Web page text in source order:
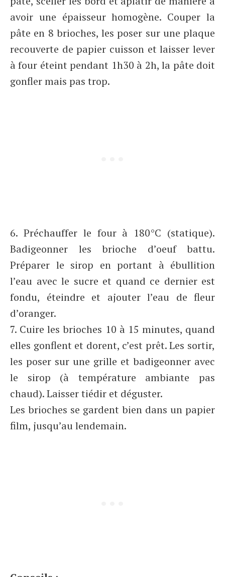
avoir une épaisseur homogène. Couper la
pâte en 8 brioches, les poser sur une plaque
recouverte de papier cuisson et laisser lever
à four éteint pendant 1h30 à 2h, la pâte doit
gonfler mais pas trop.
6. Préchauffer le four à 180°C (statique).
Badigeonner les brioche d’oeuf battu.
Préparer le sirop en portant à ébullition
l’eau avec le sucre et quand ce dernier est
fondu, éteindre et ajouter l’eau de fleur
d’oranger.
7. Cuire les brioches 10 à 15 minutes, quand
elles gonflent et dorent, c’est prêt. Les sortir,
les poser sur une grille et badigeonner avec
le sirop (à température ambiante pas
chaud). Laisser tiédir et déguster.
Les brioches se gardent bien dans un papier
film, jusqu’au lendemain.